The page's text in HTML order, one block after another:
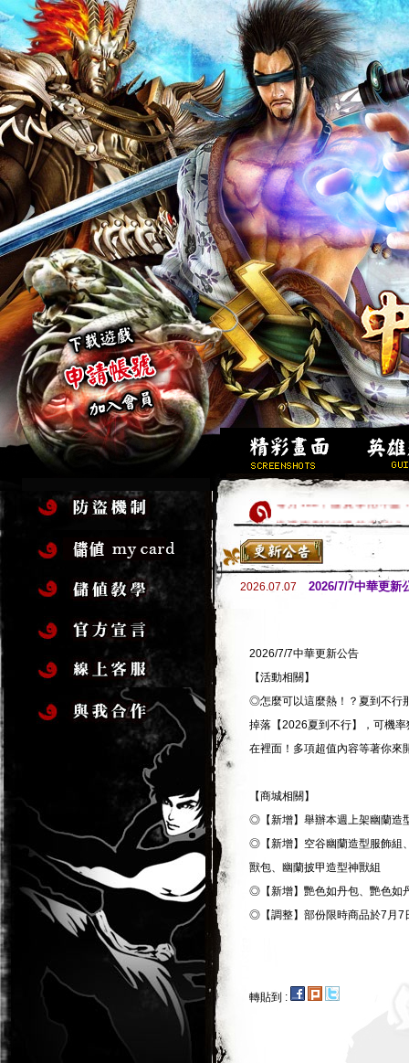
快速衝到500級的方法!?
求好籤過好年，玩遊戲
高級金裝加碼送，新手
歡迎新手加入，創角立
馬年行大運，虛寶大方
全套16件完美金裝，立
2026.07.07 2026/7/7中華更新
2026/7/7中華更新公告
【活動相關】
◎怎麼可以這麼熱！？夏到不行
掉落【2026夏到不行】，可機
在裡面！多項超值內容等著你來
【商城相關】
◎【新增】舉辦本週上架幽蘭造
◎【新增】空谷幽蘭造型服飾組
獸包、幽蘭披甲造型神獸組
◎【新增】艷色如丹包、艷色如
◎【調整】部份限時商品於7月7
轉貼到 :